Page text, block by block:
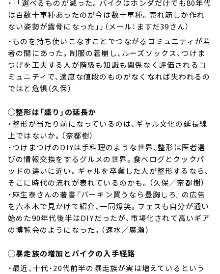
・「「選べるものが減った。バイクはホンダだけでも80年代
は百数十車種あったのが今は数十車種。売れ筋しか作れ
ない姿勢が露骨になった」」（メール：ますだ39さん）
・ものを持ち使いこなすことでつながるコミュニティが若
者の間にあった。制服の着崩し、ルーズソックス、つけま
つげを工夫する人が階級も知識も関係なく評価されるコ
ミュニティで、適度な値段のものがなくなれば失われるの
ではと危惧（久保）
◯整形は「盛り」の延長か
・整形が当たり前になっているのは、ギャル文化の延長線
上ではないか。（奈都樹）
・つけまつげのDIYは手料理のような世界、整形は医者選
びの情報交換をするグルメの世界。食べログとクックパ
ッドの違いに近い。ギャルを卒業した人が整形するなら、
そこに時代の流れが表れているのかも。（久保／奈都樹）
・麻生泰さんの著書『バーキン買うなら豊胸しろ』の広告
を六本木で見かけて紹介、一同爆笑。フェスも自分が通い
始めた90年代後半はDIYだったが、市場化されて高いギア
の博覧会のようになった。（速水／廣瀬）
◯暴走族の増加とバイクの入手経路
・最近、十代・20代前半の暴走族が実は増えているという